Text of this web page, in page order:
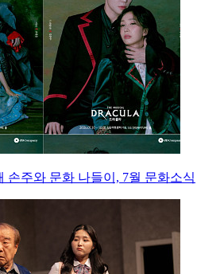
손주와 문화 나들이, 7월 문화소식